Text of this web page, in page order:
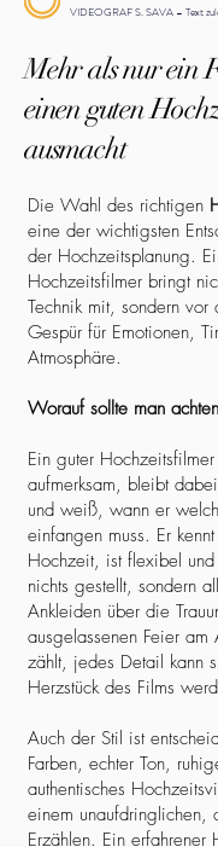
VIDEOGRAF S. SAVA – Text
Mehr als nur ein
einen guten
ausmacht
Die Wahl des richtigen
eine der wichtigsten
der Hochzeitsplanung.
Hochzeitsfilmer bringt
Technik mit, sondern vor
Gespür für Emotionen,
Atmosphäre.
Worauf sollte man
Ein guter
aufmerksam, bleibt
und weiß, wann er
einfangen muss. Er
Hochzeit, ist flexibel
nichts gestellt, sondern
Ankleiden über die
ausgelassenen Feier am
zählt, jedes Detail kann
Herzstück des Films
Auch der Stil ist
Farben, echter Ton,
authentisches
einem unaufdringlichen,
Erzählen. Ein erfahrener